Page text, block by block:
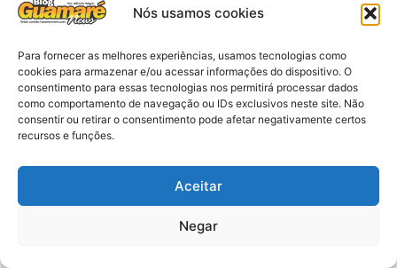
Nós usamos cookies
Para fornecer as melhores experiências, usamos tecnologias como
cookies para armazenar e/ou acessar informações do dispositivo. O
consentimento para essas tecnologias nos permitirá processar dados
como comportamento de navegação ou IDs exclusivos neste site. Não
consentir ou retirar o consentimento pode afetar negativamente certos
recursos e funções.
Aceitar
Negar
Agenda: 10ª Mostra Pedagógica
da Casa Durval Paiva acontecerá
nesta quarta-feira (29)